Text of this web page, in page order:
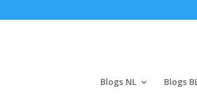
Blogs NL Blogs